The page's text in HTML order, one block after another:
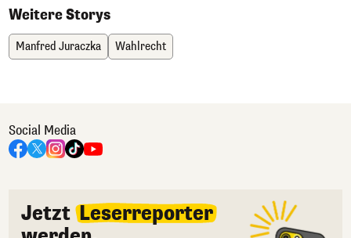
Weitere Storys
Manfred Juraczka Wahlrecht
Social Media
Jetzt Leserreporter